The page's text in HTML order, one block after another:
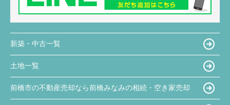
新築・中古一覧
土地一覧
前橋市の不動産売却なら前橋みなみの相続・空き家売却